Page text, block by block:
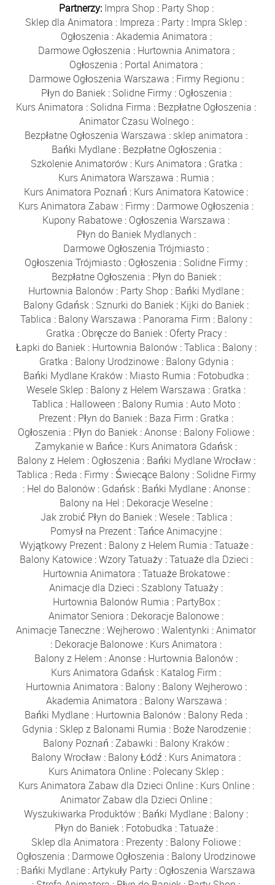
Partnerzy: Impra Shop : Party Shop :
Sklep dla Animatora : Impreza : Party : Impra Sklep :
Ogłoszenia :Akademia Animatora :
Darmowe Ogłoszenia : Hurtownia Animatora :
Ogłoszenia : Portal Animatora :
Darmowe Ogłoszenia Warszawa : Firmy Regionu :
Płyn do Baniek: Solidne Firmy: Ogłoszenia :
Kurs Animatora : Solidna Firma : Bezpłatne Ogłoszenia :
Animator Czasu Wolnego:
Bezpłatne Ogłoszenia Warszawa : sklep animatora :
Bańki Mydlane: Bezpłatne Ogłoszenia :
Szkolenie Animatorów: Kurs Animatora : Gratka :
Kurs Animatora Warszawa : Rumia :
Kurs Animatora Poznań : Kurs Animatora Katowice :
Kurs Animatora Zabaw : Firmy : Darmowe Ogłoszenia :
Kupony Rabatowe : Ogłoszenia Warszawa :
Płyn do Baniek Mydlanych :
Darmowe Ogłoszenia Trójmiasto :
Ogłoszenia Trójmiasto : Ogłoszenia : Solidne Firmy :
Bezpłatne Ogłoszenia : Płyn do Baniek:
Hurtownia Balonów : Party Shop : Bańki Mydlane :
Balony Gdańsk : Sznurki do Baniek : Kijki do Baniek :
Tablica : Balony Warszawa : Panorama Firm : Balony :
Gratka : Obręcze do Baniek: Oferty Pracy:
Łapki do Baniek: Hurtownia Balonów:Tablica : Balony:
Gratka : Balony Urodzinowe: Balony Gdynia :
Bańki Mydlane Kraków : Miasto Rumia : Fotobudka :
Wesele Sklep : Balony z Helem Warszawa : Gratka :
Tablica : Halloween : Balony Rumia :Auto Moto :
Prezent : Płyn do Baniek : Baza Firm : Gratka :
Ogłoszenia : Płyn do Baniek :Anonse : Balony Foliowe :
Zamykanie w Bańce : Kurs Animatora Gdańsk :
Balony z Helem : Ogłoszenia : Bańki Mydlane Wrocław:
Tablica : Reda : Firmy: Świecące Balony: Solidne Firmy
: Hel do Balonów: Gdańsk: Bańki Mydlane:Anonse:
Balony na Hel : Dekoracje Weselne :
Jak zrobić Płyn do Baniek:Wesele:Tablica :
Pomysł na Prezent :Tańce Animacyjne :
Wyjątkowy Prezent: Balony z Helem Rumia :Tatuaże:
Balony Katowice:Wzory Tatuaży:Tatuaże dla Dzieci :
Hurtownia Animatora :Tatuaże Brokatowe:
Animacje dla Dzieci : Szablony Tatuaży :
Hurtownia Balonów Rumia : PartyBox:
Animator Seniora : Dekoracje Balonowe :
Animacje Taneczne :Wejherowo :Walentynki :Animator
: Dekoracje Balonowe : Kurs Animatora :
Balony z Helem :Anonse : Hurtownia Balonów :
Kurs Animatora Gdańsk : Katalog Firm :
Hurtownia Animatora : Balony: Balony Wejherowo:
Akademia Animatora : Balony Warszawa :
Bańki Mydlane : Hurtownia Balonów : Balony Reda :
Gdynia : Sklep z Balonami Rumia : Boże Narodzenie:
Balony Poznań :Zabawki : Balony Kraków :
Balony Wrocław : Balony Łódź : Kurs Animatora :
Kurs Animatora Online : Polecany Sklep :
Kurs Animatora Zabaw dla Dzieci Online: Kurs Online:
Animator Zabaw dla Dzieci Online :
Wyszukiwarka Produktów : Bańki Mydlane : Balony :
Płyn do Baniek: Fotobudka :Tatuaże:
Sklep dla Animatora : Prezenty : Balony Foliowe :
Ogłoszenia : Darmowe Ogłoszenia : Balony Urodzinowe
: Bańki Mydlane :Artykuły Party : Ogłoszenia Warszawa